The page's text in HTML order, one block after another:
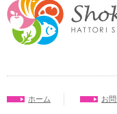
ホーム お